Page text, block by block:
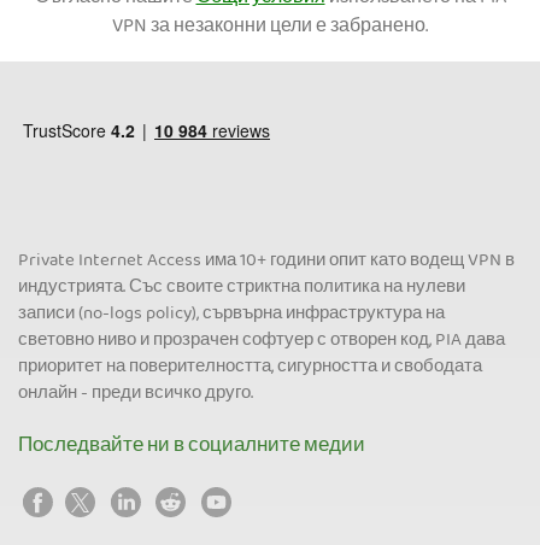
VPN за незаконни цели е забранено.
Private Internet Access има 10+ години опит като водещ VPN в
индустрията. Със своите стриктна политика на нулеви
записи (no-logs policy), сървърна инфраструктура на
световно ниво и прозрачен софтуер с отворен код, PIA дава
приоритет на поверителността, сигурността и свободата
онлайн - преди всичко друго.
Последвайте ни в социалните медии